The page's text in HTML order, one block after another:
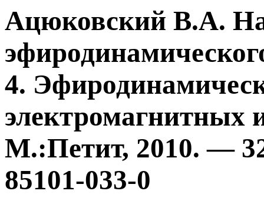
Ацюковский В.А.
4.
электромагнитных
М.:Петит, 2010. —
85101-033-0